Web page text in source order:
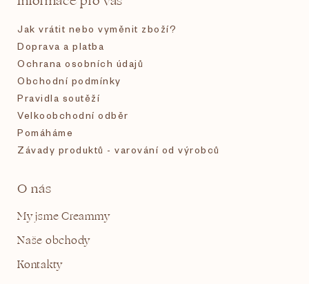
Jak vrátit nebo vyměnit zboží?
Doprava a platba
Ochrana osobních údajů
Obchodní podmínky
Pravidla soutěží
Velkoobchodní odběr
Pomáháme
Závady produktů - varování od výrobců
O nás
My jsme Creammy
Naše obchody
Kontakty